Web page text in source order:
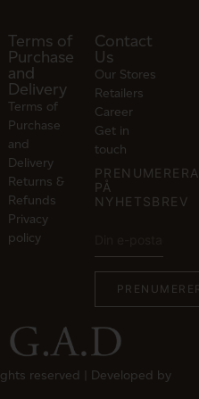
Terms of
Purchase
and
Delivery
Terms of
Purchase
and
Delivery
Returns &
Refunds
Privacy
policy
Contact
Us
Our Stores
Retailers
Career
Get in
touch
PRENUMERERA
PÅ
NYHETSBREV
reserved | Developed by